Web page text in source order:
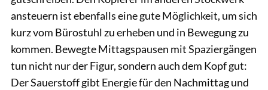
ansteuern ist ebenfalls eine gute Möglichkeit, um sich
kurz vom Bürostuhl zu erheben und in Bewegung zu
kommen. Bewegte Mittagspausen mit Spaziergängen
tun nicht nur der Figur, sondern auch dem Kopf gut:
Der Sauerstoff gibt Energie für den Nachmittag und